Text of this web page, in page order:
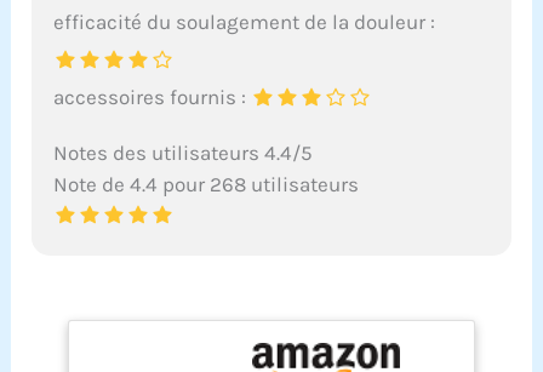
efficacité du soulagement de la douleur :
accessoires fournis :
Notes des utilisateurs 4.4/5
Note de 4.4 pour 268 utilisateurs